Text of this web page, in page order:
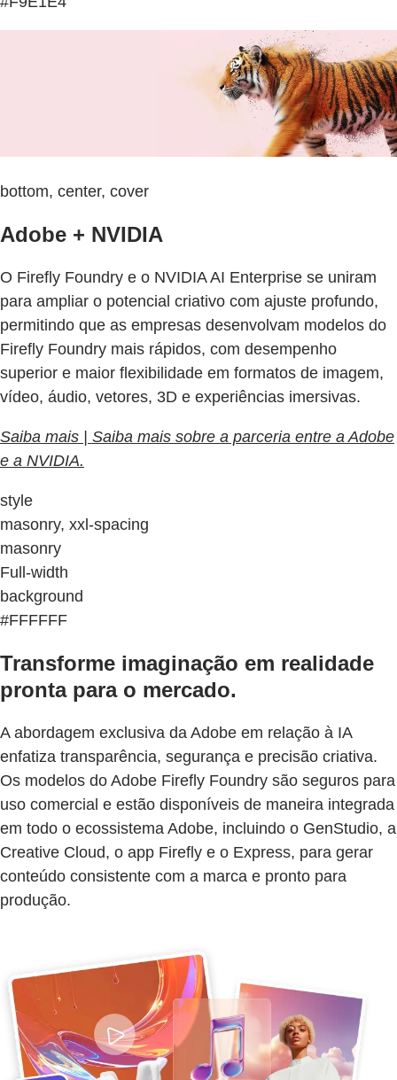
bottom, center, cover
Adobe + NVIDIA
O Firefly Foundry e o NVIDIA AI Enterprise se uniram
para ampliar o potencial criativo com ajuste profundo,
permitindo que as empresas desenvolvam modelos do
Firefly Foundry mais rápidos, com desempenho
superior e maior flexibilidade em formatos de imagem,
vídeo, áudio, vetores, 3D e experiências imersivas.
Saiba mais | Saiba mais sobre a parceria entre a Adobe
e a NVIDIA.
style
masonry, xxl-spacing
masonry
Full-width
background
#FFFFFF
Transforme imaginação em realidade
pronta para o mercado.
A abordagem exclusiva da Adobe em relação à IA
enfatiza transparência, segurança e precisão criativa.
Os modelos do Adobe Firefly Foundry são seguros para
uso comercial e estão disponíveis de maneira integrada
em todo o ecossistema Adobe, incluindo o GenStudio, a
Creative Cloud, o app Firefly e o Express, para gerar
conteúdo consistente com a marca e pronto para
produção.